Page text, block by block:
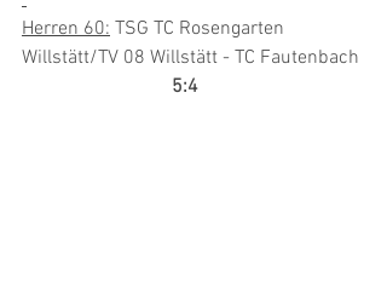
Herren 60: TSG TC Rosengarten
Willstätt/TV 08 Willstätt - TC Fautenbach
5:4